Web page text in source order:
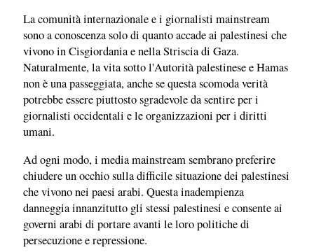
La comunità internazionale e i giornalisti mainstream
sono a conoscenza solo di quanto accade ai palestinesi che
vivono in Cisgiordania e nella Striscia di Gaza.
Naturalmente, la vita sotto l'Autorità palestinese e Hamas
non è una passeggiata, anche se questa scomoda verità
potrebbe essere piuttosto sgradevole da sentire per i
giornalisti occidentali e le organizzazioni per i diritti
umani.
Ad ogni modo, i media mainstream sembrano preferire
chiudere un occhio sulla difficile situazione dei palestinesi
che vivono nei paesi arabi. Questa inadempienza
danneggia innanzitutto gli stessi palestinesi e consente ai
governi arabi di portare avanti le loro politiche di
persecuzione e repressione.